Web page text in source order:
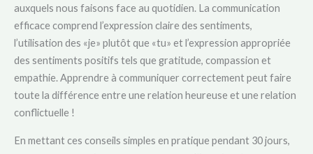
auxquels nous faisons face au quotidien. La communication
efficace comprend l’expression claire des sentiments,
l’utilisation des «je» plutôt que «tu» et l’expression appropriée
des sentiments positifs tels que gratitude, compassion et
empathie. Apprendre à communiquer correctement peut faire
toute la différence entre une relation heureuse et une relation
conflictuelle !
En mettant ces conseils simples en pratique pendant 30 jours,